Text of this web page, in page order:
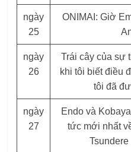
ngày
25
ONIMAI: Giờ
ngày
26
Trái cây của sự
khi tôi biết điều
tôi đã
ngày
27
Endo và
tức mới nhất